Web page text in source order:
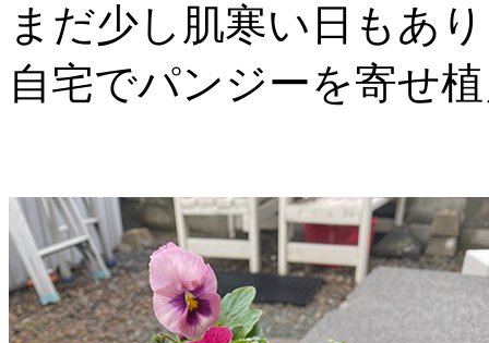
まだ少し肌寒い日もあ
自宅でパンジーを寄せ